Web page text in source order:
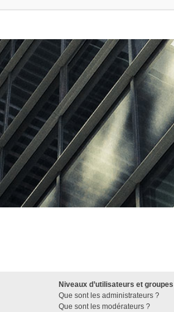
Niveaux d’utilisateurs et groupes
Que sont les administrateurs ?
Que sont les modérateurs ?